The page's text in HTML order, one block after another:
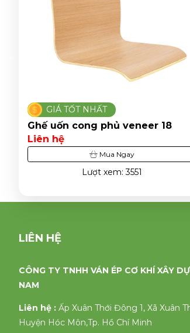
GIÁ TỐT NHẤT
Ghế uốn cong phủ veneer 18
Liên hệ
Mua Ngay
Lượt xem: 3551
LIÊN HỆ
CÔNG TY TNHH VÁN ÉP CƠ KHÍ XÂY
NAM
Liên hệ : Ấp Xuân Thới Đông 1, Xã Xuân
Huyện Hóc Môn,Tp. Hồ Chí Minh